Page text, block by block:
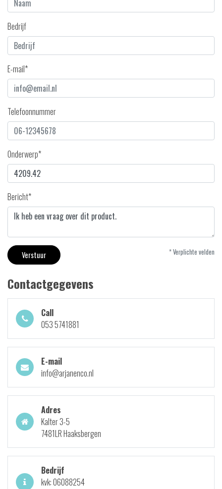
Bedrijf
E-mail*
Telefoonnummer
Onderwerp*
Bericht*
Verstuur * Verplichte velden
Contactgegevens
Call
053 5741881
E-mail
info@arjanenco.nl
Adres
Kalter 3-5
7481LR Haaksbergen
Bedrijf
kvk: 06088254